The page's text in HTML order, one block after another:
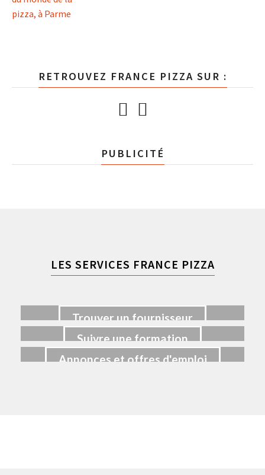
RETROUVEZ FRANCE PIZZA SUR :
PUBLICITÉ
LES SERVICES FRANCE PIZZA
Trouver un fournisseur
Suivre une formation
Annonces et offres d'emploi